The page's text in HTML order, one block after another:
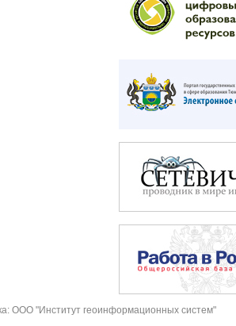
ООО "Институт геоинформационных систем"